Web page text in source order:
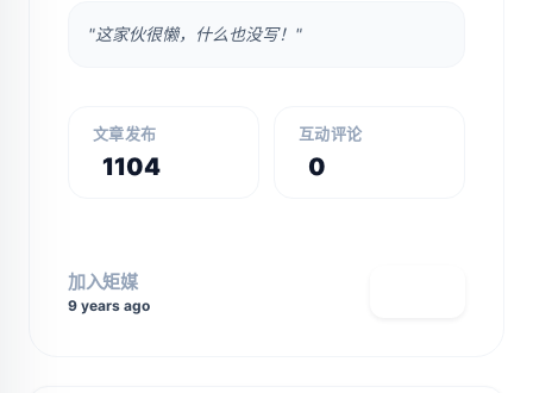
"这家伙很懒，什么也没写！"
文章发布
1104
互动评论
0
加入矩媒
9 years ago